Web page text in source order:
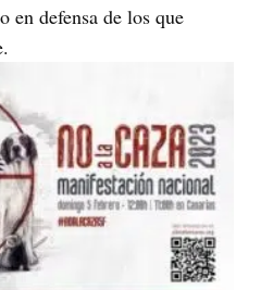
en defensa de los que